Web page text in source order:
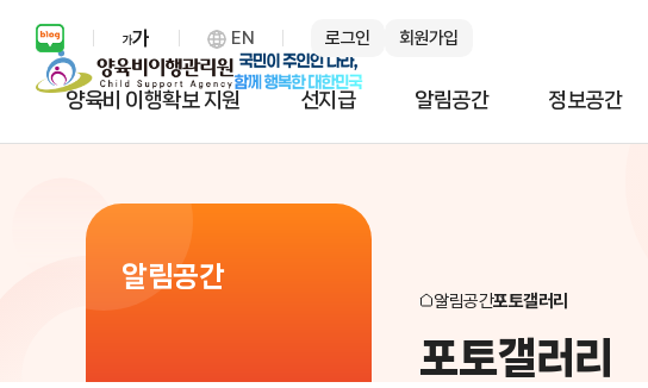
보통 화면 확대 설정 열기
EN 로그인 회원가입
양육비 이행확보 지원 선지급 알림공간 정보공간
알림공간
포토갤러리
알림공간포토갤러리